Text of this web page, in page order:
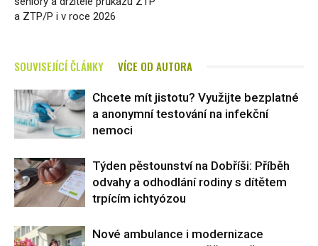
a ZTP/P i v roce 2026
SOUVISEJÍCÍ ČLÁNKY VÍCE OD AUTORA
Chcete mít jistotu? Využijte bezplatné
a anonymní testování na infekční
nemoci
Týden pěstounství na Dobříši: Příběh
odvahy a odhodlání rodiny s dítětem
trpícím ichtyózou
Nové ambulance i modernizace